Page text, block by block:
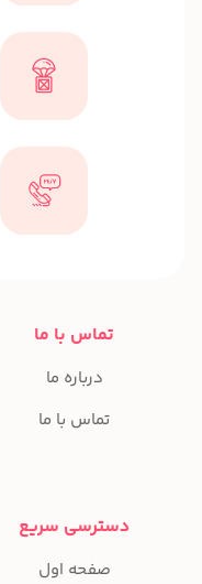
تماس با ما
درباره ما
تماس با ما
دسترسی سریع
صفحه اول